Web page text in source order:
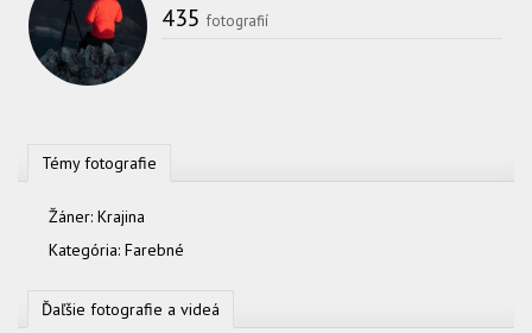
435 fotografií
Témy fotografie
Žáner: Krajina
Kategória: Farebné
Ďaľšie fotografie a videá